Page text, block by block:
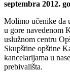
septembra 2012.
Molimo učenike da
u gore navedenom
uslužnom centru
Skupštine opštine
kancelarijama u
prebivališta.